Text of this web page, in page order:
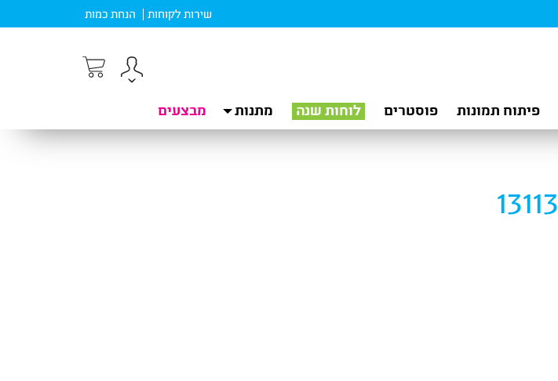
שירות לקוחות הנחת כמות
פיתוח תמונות פוסטרים לוחות שנה מתנות מבצעים
13113